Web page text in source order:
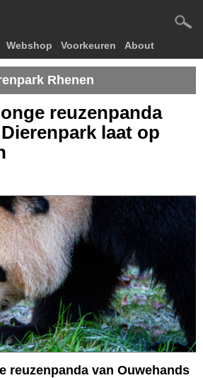
Webshop Voorkeuren About
Rhenen
reuzenpanda
laat op
reuzenpanda van Ouwehands